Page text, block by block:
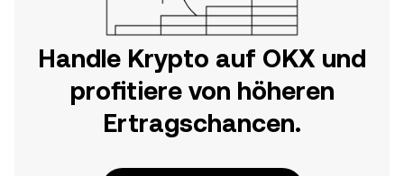
Handle Krypto auf OKX und
profitiere von höheren
Ertragschancen.